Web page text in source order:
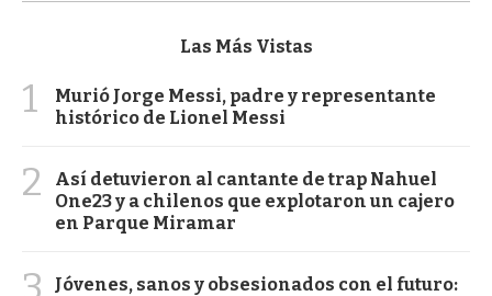
Las Más Vistas
1
Murió Jorge Messi, padre y representante
histórico de Lionel Messi
2
Así detuvieron al cantante de trap Nahuel
One23 y a chilenos que explotaron un cajero
en Parque Miramar
Jóvenes, sanos y obsesionados con el futuro: